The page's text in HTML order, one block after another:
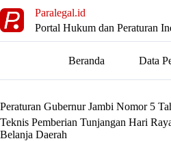
to
content
Paralegal.id
Portal Hukum dan Peraturan
Beranda Data
Peraturan Gubernur Jambi Nomor 5
Teknis Pemberian Tunjangan Hari
Belanja Daerah